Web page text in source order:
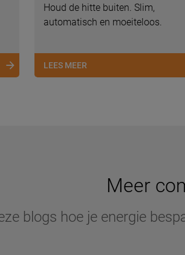
Houd de hitte buiten. Slim,
automatisch en moeiteloos.
LEES MEER
Meer
blogs hoe je energie